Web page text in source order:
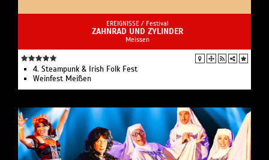
EREIGNISSE / Festival
ZAHNRAD UND ZYLINDER
Meissen
4. Steampunk & Irish Folk Fest
Weinfest Meißen